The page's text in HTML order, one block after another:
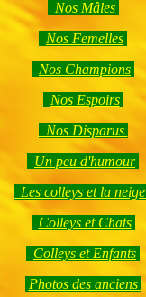
Nos Mâles
Nos Femelles
Nos Champions
Nos Espoirs
Nos Disparus
Un peu d'humour
Les colleys et la neige
Colleys et Chats
Colleys et Enfants
Photos des anciens